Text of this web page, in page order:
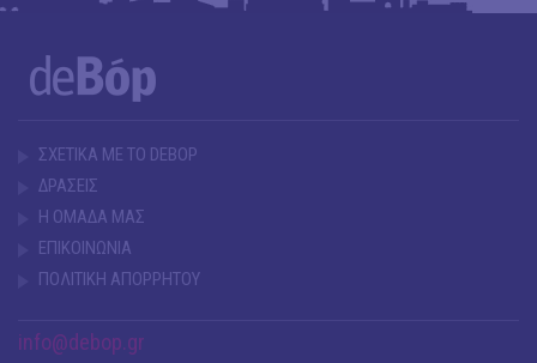
ΣΧΕΤΙΚΑ ΜΕ ΤΟ DEBOP
ΔΡΑΣΕΙΣ
Η ΟΜΑΔΑ ΜΑΣ
ΕΠΙΚΟΙΝΩΝΙΑ
ΠΟΛΙΤΙΚΗ ΑΠΟΡΡΗΤΟΥ
info@debop.gr